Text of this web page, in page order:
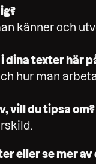
känner och
dina texter här
hur man
vill du tipsa om?
eller se mer